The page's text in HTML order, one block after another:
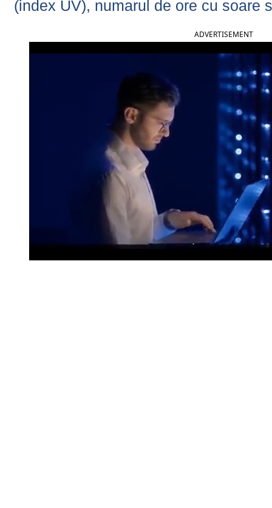
(index UV), numarul de ore cu soare
ADVERTISEMENT